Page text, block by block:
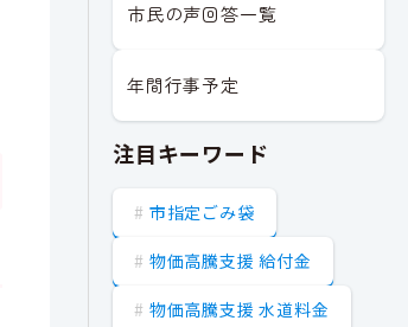
市民の声回答一覧
年間行事予定
注目キーワード
市指定ごみ袋
物価高騰支援 給付金
物価高騰支援 水道料金